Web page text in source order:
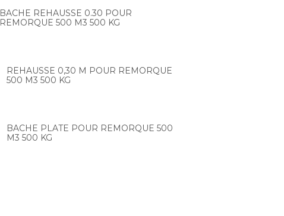
BACHE REHAUSSE 0.30 POUR
REMORQUE 500 M3 500 KG
REHAUSSE 0,30 M POUR REMORQUE
500 M3 500 KG
BACHE PLATE POUR REMORQUE 500
M3 500 KG